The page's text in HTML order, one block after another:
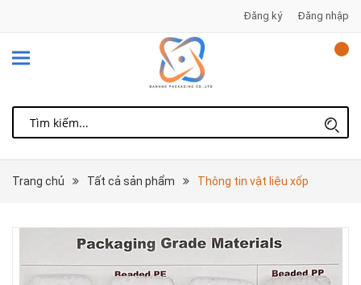
Đăng ký Đăng nhập
Trang chủ Tất cả sản phẩm Thông tin vật liệu xốp